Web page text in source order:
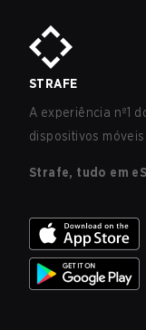
STRAFE
A experiência nº1
dispositivos móveis.
Strafe, tudo em